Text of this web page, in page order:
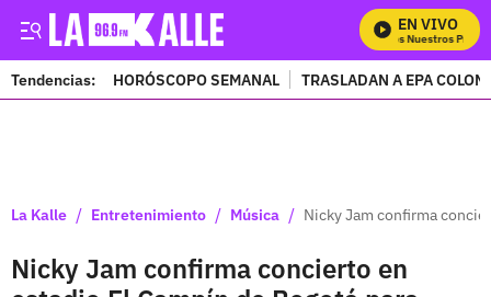
EN VIVO
Mira Todos Nuestros
Tendencias: HORÓSCOPO SEMANAL TRASLADAN A EPA
La Kalle / Entretenimiento / Música / Nicky Jam confirma
Nicky Jam confirma concierto en